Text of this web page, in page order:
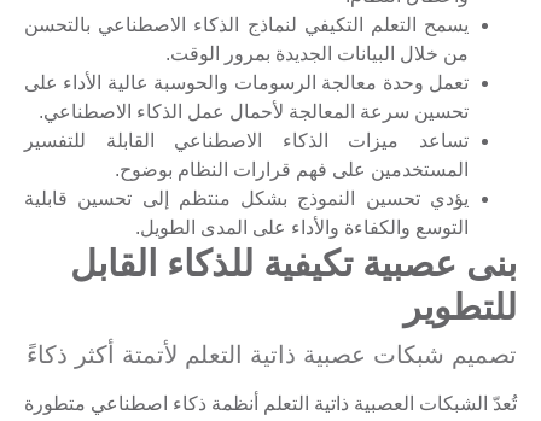
يسمح التعلم التكيفي لنماذج الذكاء الاصطناعي بالتحسن
من خلال البيانات الجديدة بمرور الوقت.
تعمل وحدة معالجة الرسومات والحوسبة عالية الأداء على
تحسين سرعة المعالجة لأحمال عمل الذكاء الاصطناعي.
تساعد ميزات الذكاء الاصطناعي القابلة للتفسير
المستخدمين على فهم قرارات النظام بوضوح.
يؤدي تحسين النموذج بشكل منتظم إلى تحسين قابلية
التوسع والكفاءة والأداء على المدى الطويل.
بنى عصبية تكيفية للذكاء القابل
للتطوير
تصميم شبكات عصبية ذاتية التعلم لأتمتة أكثر ذكاءً
تُعدّ الشبكات العصبية ذاتية التعلم أنظمة ذكاء اصطناعي متطورة